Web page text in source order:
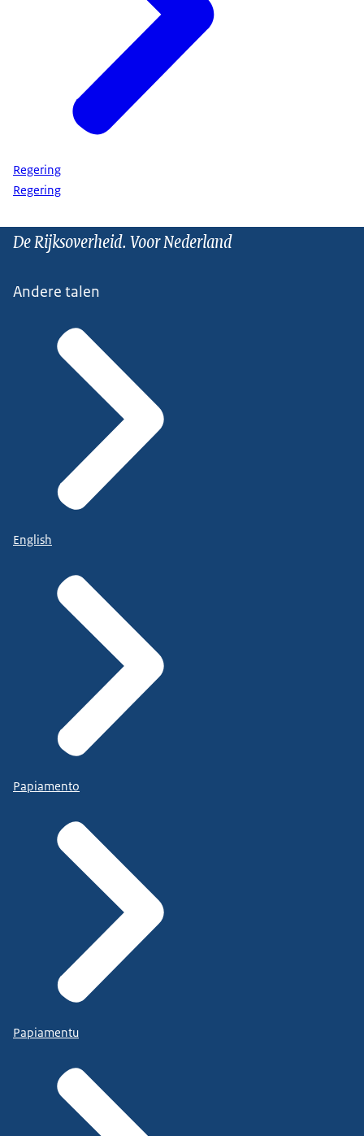
Regering
Regering
De Rijksoverheid. Voor Nederland
Andere talen
English
Papiamento
Papiamentu